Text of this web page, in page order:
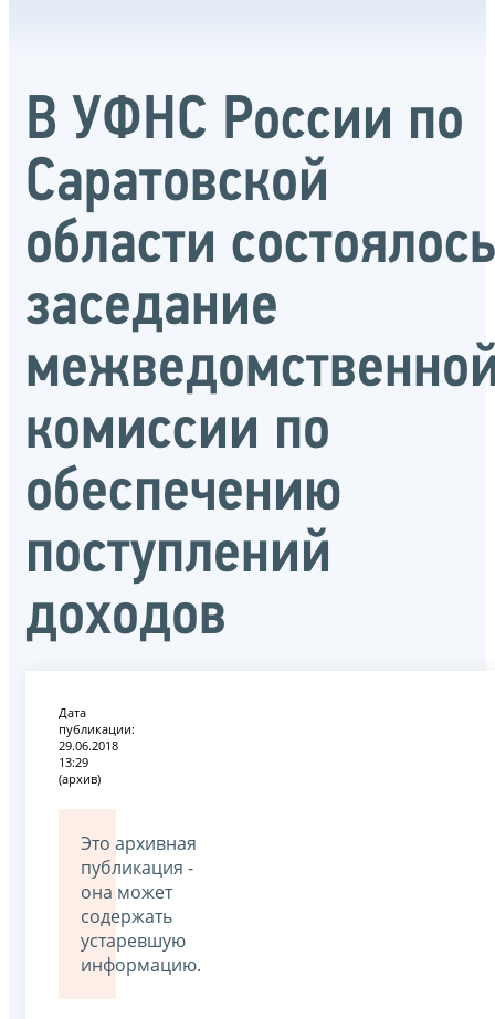
В УФНС России по
Саратовской
области состоялось
заседание
комиссии по
обеспечению
поступлений
доходов
Дата
публикации:
29.06.2018
13:29
(архив)
Это архивная
публикация -
она может
содержать
устаревшую
информацию.